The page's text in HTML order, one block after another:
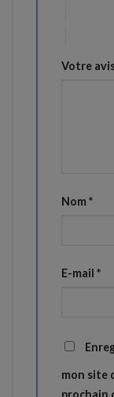
Votre
Nom *
E-mail *
mon site
prochain